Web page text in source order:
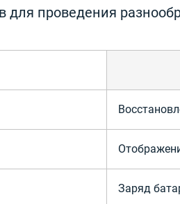
для проведения
Заряд